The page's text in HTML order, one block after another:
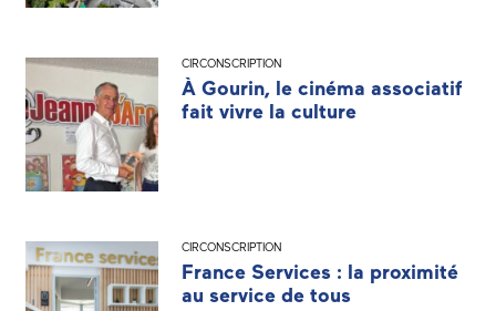
CIRCONSCRIPTION
À Gourin, le cinéma associatif
fait vivre la culture
CIRCONSCRIPTION
France Services : la proximité
au service de tous